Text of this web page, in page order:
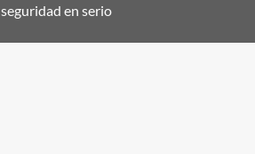
en serio